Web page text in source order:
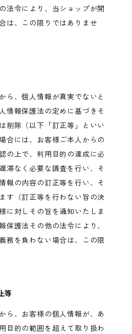
法令により、当ショップが開
は、この限りではありませ
ら、個人情報が真実でないと
情報保護法の定めに基づきそ
削除（以下「訂正等」といい
合には、お客様ご本人からの
の上で、利用目的の達成に必
滞なく必要な調査を行い、そ
報の内容の訂正等を行い、そ
す（訂正等を行わない旨の決
に対しその旨を通知いたしま
保護法その他の法令により、
務を負わない場合は、この限
等
ら、お客様の個人情報が、あ
目的の範囲を超えて取り扱わ